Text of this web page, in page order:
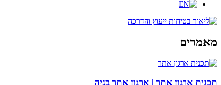
מאמרים
תכנית ארגון אתר | ארגון אתר בניה